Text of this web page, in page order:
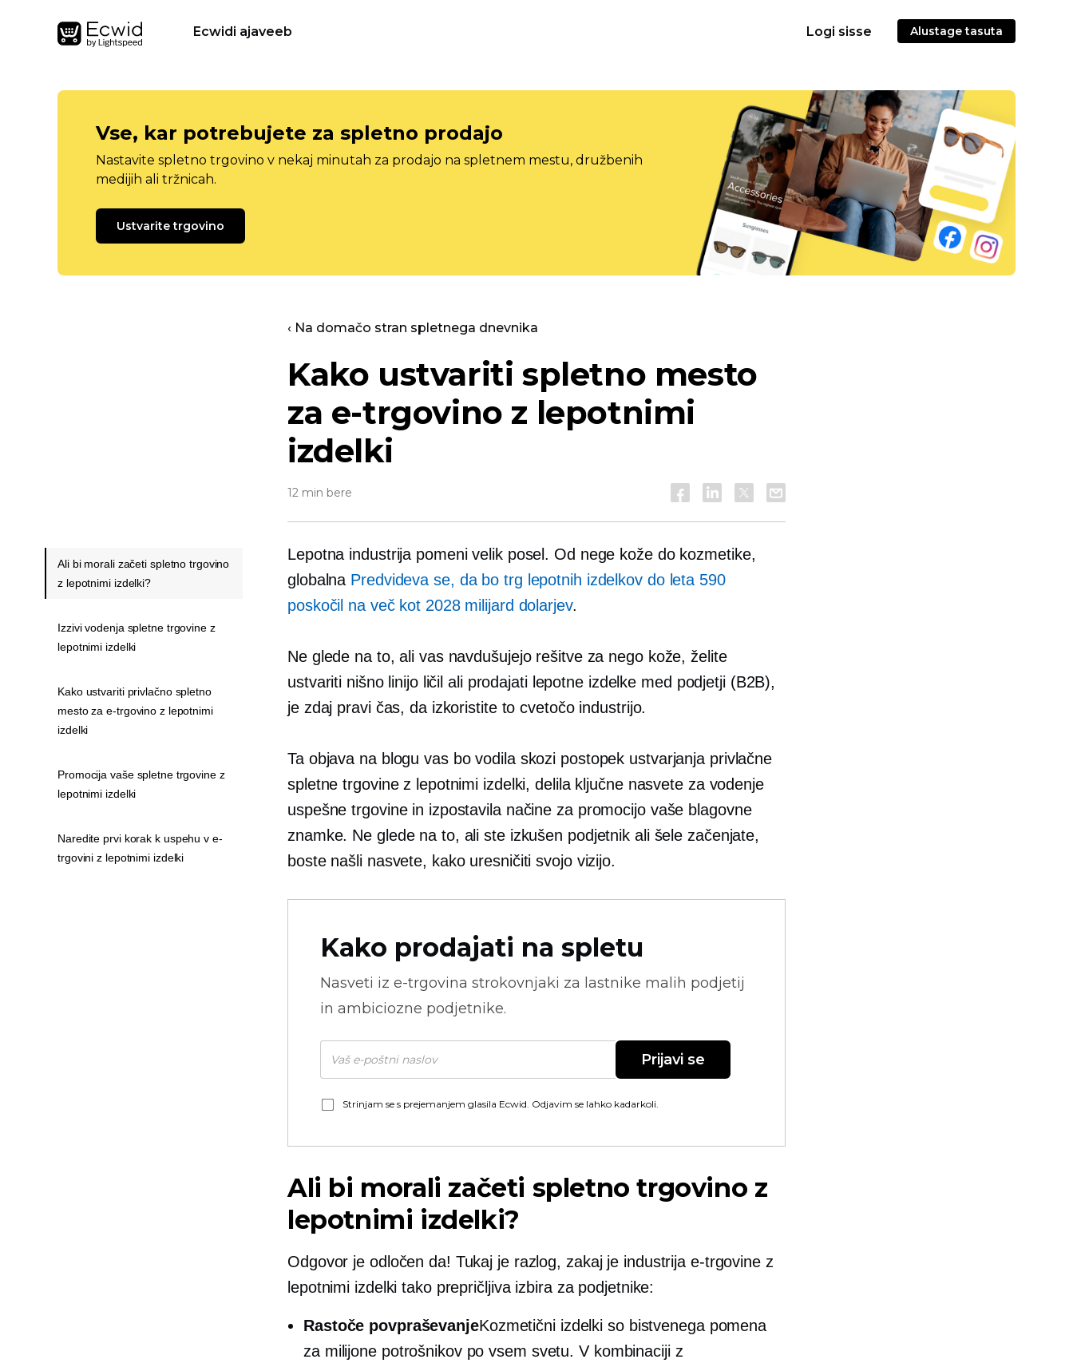
Ecwidi ajaveeb Logi sisse Alustage tasuta
Vse, kar potrebujete za spletno prodajo
Nastavite spletno trgovino v nekaj minutah za prodajo na spletnem mestu, družbenih
medijih ali tržnicah.
Ustvarite trgovino
‹ Na domačo stran spletnega dnevnika
Kako ustvariti spletno mesto
za e-trgovino z lepotnimi
izdelki
12 min bere
Lepotna industrija pomeni velik posel. Od nege kože do kozmetike,
globalna Predvideva se, da bo trg lepotnih izdelkov do leta 590
poskočil na več kot 2028 milijard dolarjev.
Ne glede na to, ali vas navdušujejo rešitve za nego kože, želite
ustvariti nišno linijo ličil ali prodajati lepotne izdelke med podjetji (B2B),
je zdaj pravi čas, da izkoristite to cvetočo industrijo.
Ta objava na blogu vas bo vodila skozi postopek ustvarjanja privlačne
spletne trgovine z lepotnimi izdelki, delila ključne nasvete za vodenje
uspešne trgovine in izpostavila načine za promocijo vaše blagovne
znamke. Ne glede na to, ali ste izkušen podjetnik ali šele začenjate,
boste našli nasvete, kako uresničiti svojo vizijo.
Kako prodajati na spletu
Nasveti iz e-trgovina strokovnjaki za lastnike malih podjetij
in ambiciozne podjetnike.
Prijavi se
Strinjam se s prejemanjem glasila Ecwid. Odjavim se lahko kadarkoli.
Ali bi morali začeti spletno trgovino z
lepotnimi izdelki?
Odgovor je odločen da! Tukaj je razlog, zakaj je industrija e-trgovine z
lepotnimi izdelki tako prepričljiva izbira za podjetnike:
Rastoče povpraševanjeKozmetični izdelki so bistvenega pomena
za milijone potrošnikov po vsem svetu. V kombinaciji z
Ali bi morali začeti spletno trgovino
z lepotnimi izdelki?
Izzivi vodenja spletne trgovine z
lepotnimi izdelki
Kako ustvariti privlačno spletno
mesto za e-trgovino z lepotnimi
izdelki
Promocija vaše spletne trgovine z
lepotnimi izdelki
Naredite prvi korak k uspehu v e-
trgovini z lepotnimi izdelki